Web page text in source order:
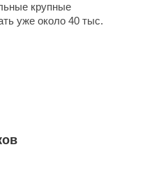
крупные
уже около 40 тыс.